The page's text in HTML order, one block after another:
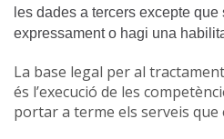
les dades a tercers excepte que
expressament o hagi una
La base legal per al
és l’execució de les
portar a terme els serveis que